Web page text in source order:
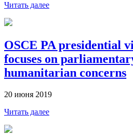
Читать далее
OSCE PA presidential
focuses on
humanitarian concerns
20 июня 2019
Читать далее